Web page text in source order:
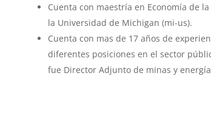
Cuenta con maestría en Economía de
la Universidad de Michigan (mi-us).
Cuenta con mas de 17 años de
diferentes posiciones en el sector
fue Director Adjunto de minas y energía